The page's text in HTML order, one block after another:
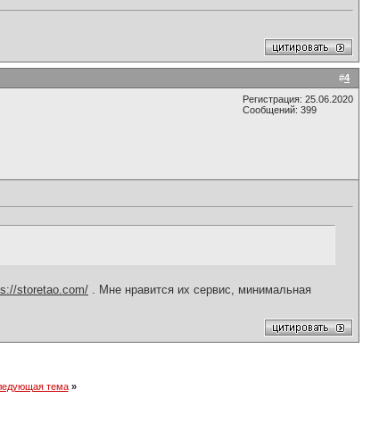
#4
Регистрация: 25.06.2020
Сообщений: 399
storetao.com/ . Мне нравится их сервис, минимальная
тема »